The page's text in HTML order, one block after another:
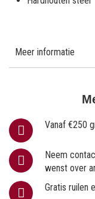
Vanaf €250
Neem
wenst over
Gratis ruilen
Meer informatie